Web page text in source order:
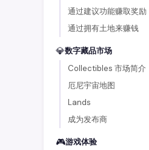
通过建议功能赚取奖励
通过拥有土地来赚钱
💎数字藏品市场
Collectibles 市场简介
厄尼宇宙地图
Lands
成为发布商
🎮游戏体验